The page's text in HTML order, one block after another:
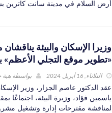
أرض السلام في مدينة سانت كاترين
وزيرا الإسكان والبيئة
«تطوير موقع التجلي الأعظم»
الثلاثاء, 16 أبريل 2024 بواسطة هبة
عقد الدكتور عاصم الجزار، وزير
ياسمين فؤاد، وزيرة البيئة، اجتماعًا
لمناقشة مقترحات إدارة وتشغيل